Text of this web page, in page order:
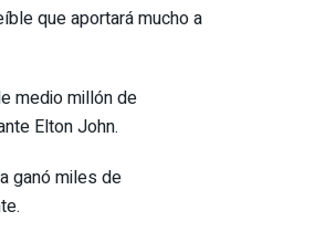
que aportará mucho a
medio millón de
Elton John.
ganó miles de